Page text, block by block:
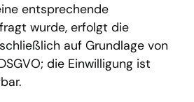
entsprechende
wurde, erfolgt die
auf Grundlage von
die Einwilligung ist